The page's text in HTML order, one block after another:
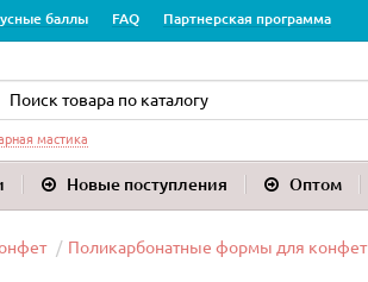
баллы FAQ Партнерская программа
мастика
Новые поступления Оптом
Поликарбонатные формы для конфет